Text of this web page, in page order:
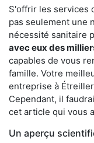
S'offrir les services
pas seulement une
nécessité sanitaire
avec eux des
capables de vous
famille. Votre
entreprise à
Cependant, il
cet article qui vous
Un aperçu